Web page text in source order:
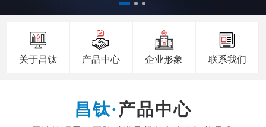
关于昌钛 产品中心 企业形象 联系我们
产品中心